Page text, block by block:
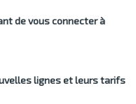
de vous connecter à
lignes et leurs tarifs